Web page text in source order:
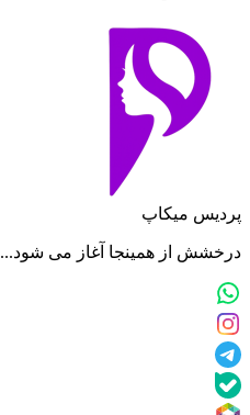
پردیس میکاپ
درخشش از همینجا آغاز می شود...